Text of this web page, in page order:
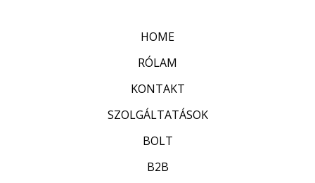
HOME
RÓLAM
KONTAKT
SZOLGÁLTATÁSOK
BOLT
B2B